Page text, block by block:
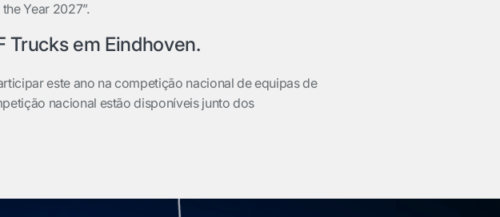
Year 2027”.
Trucks em Eindhoven.
este ano na competição nacional de equipas de
nacional estão disponíveis junto dos